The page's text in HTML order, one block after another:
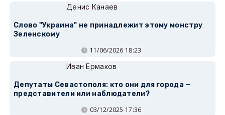
Денис Канаев
Слово "Украина" не принадлежит этому монстру
Зеленскому
11/06/2026 18:23
Иван Ермаков
Депутаты Севастополя: кто они для города —
представители или наблюдатели?
03/12/2025 17:36